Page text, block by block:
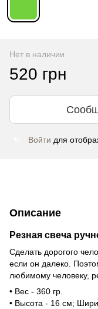
Нет в наличии
520 грн
Войти для
Описание
Резная свеча
Сделать дорогого
если он далеко.
любимому человеку,
• Вес - 360 гр.
• Высота - 16 см;